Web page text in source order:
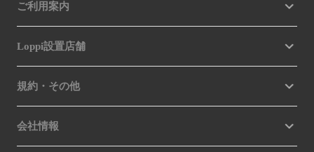
ご利用案内
Loppi設置店舗
規約・その他
会社情報